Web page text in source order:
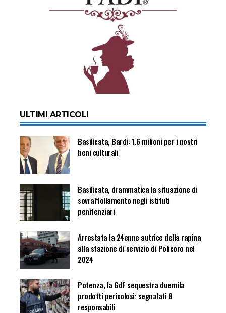
ULTIMI ARTICOLI
Basilicata, Bardi: 1.6 milioni per i nostri
beni culturali
Basilicata, drammatica la situazione di
sovraffollamento negli istituti
penitenziari
Arrestata la 24enne autrice della rapina
alla stazione di servizio di Policoro nel
2024
Potenza, la GdF sequestra duemila
prodotti pericolosi: segnalati 8
responsabili